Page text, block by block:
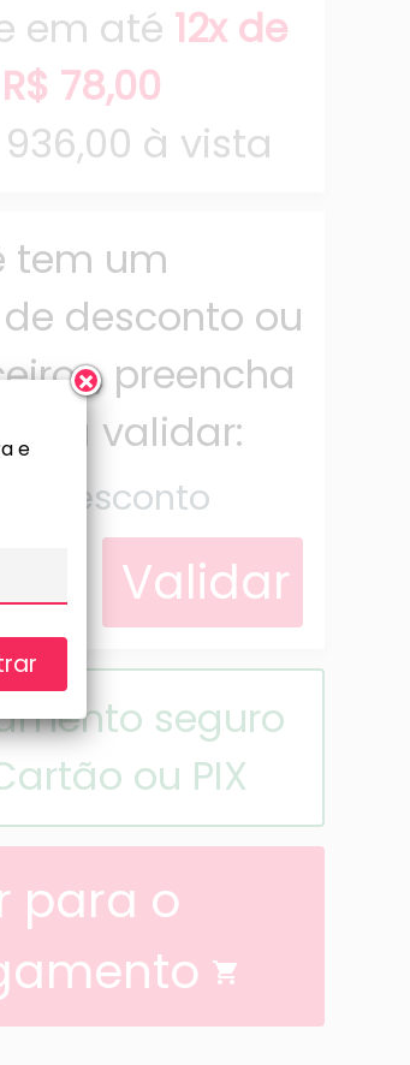
em até 12x de
R$ 78,00
936,00 à vista
tem um
desconto ou
preencha
validar:
desconto
seguro
ou PIX
para o
shopping_cart
e